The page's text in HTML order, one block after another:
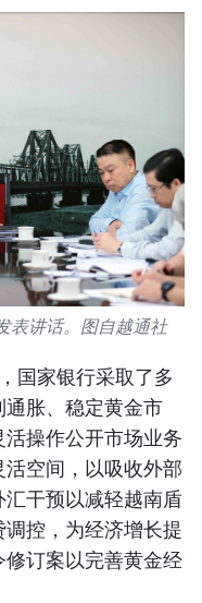
表讲话。图自越通社
国家银行采取了多
胀、稳定黄金市
操作公开市场业务
空间，以吸收外部
干预以减轻越南盾
控，为经济增长提
订案以完善黄金经